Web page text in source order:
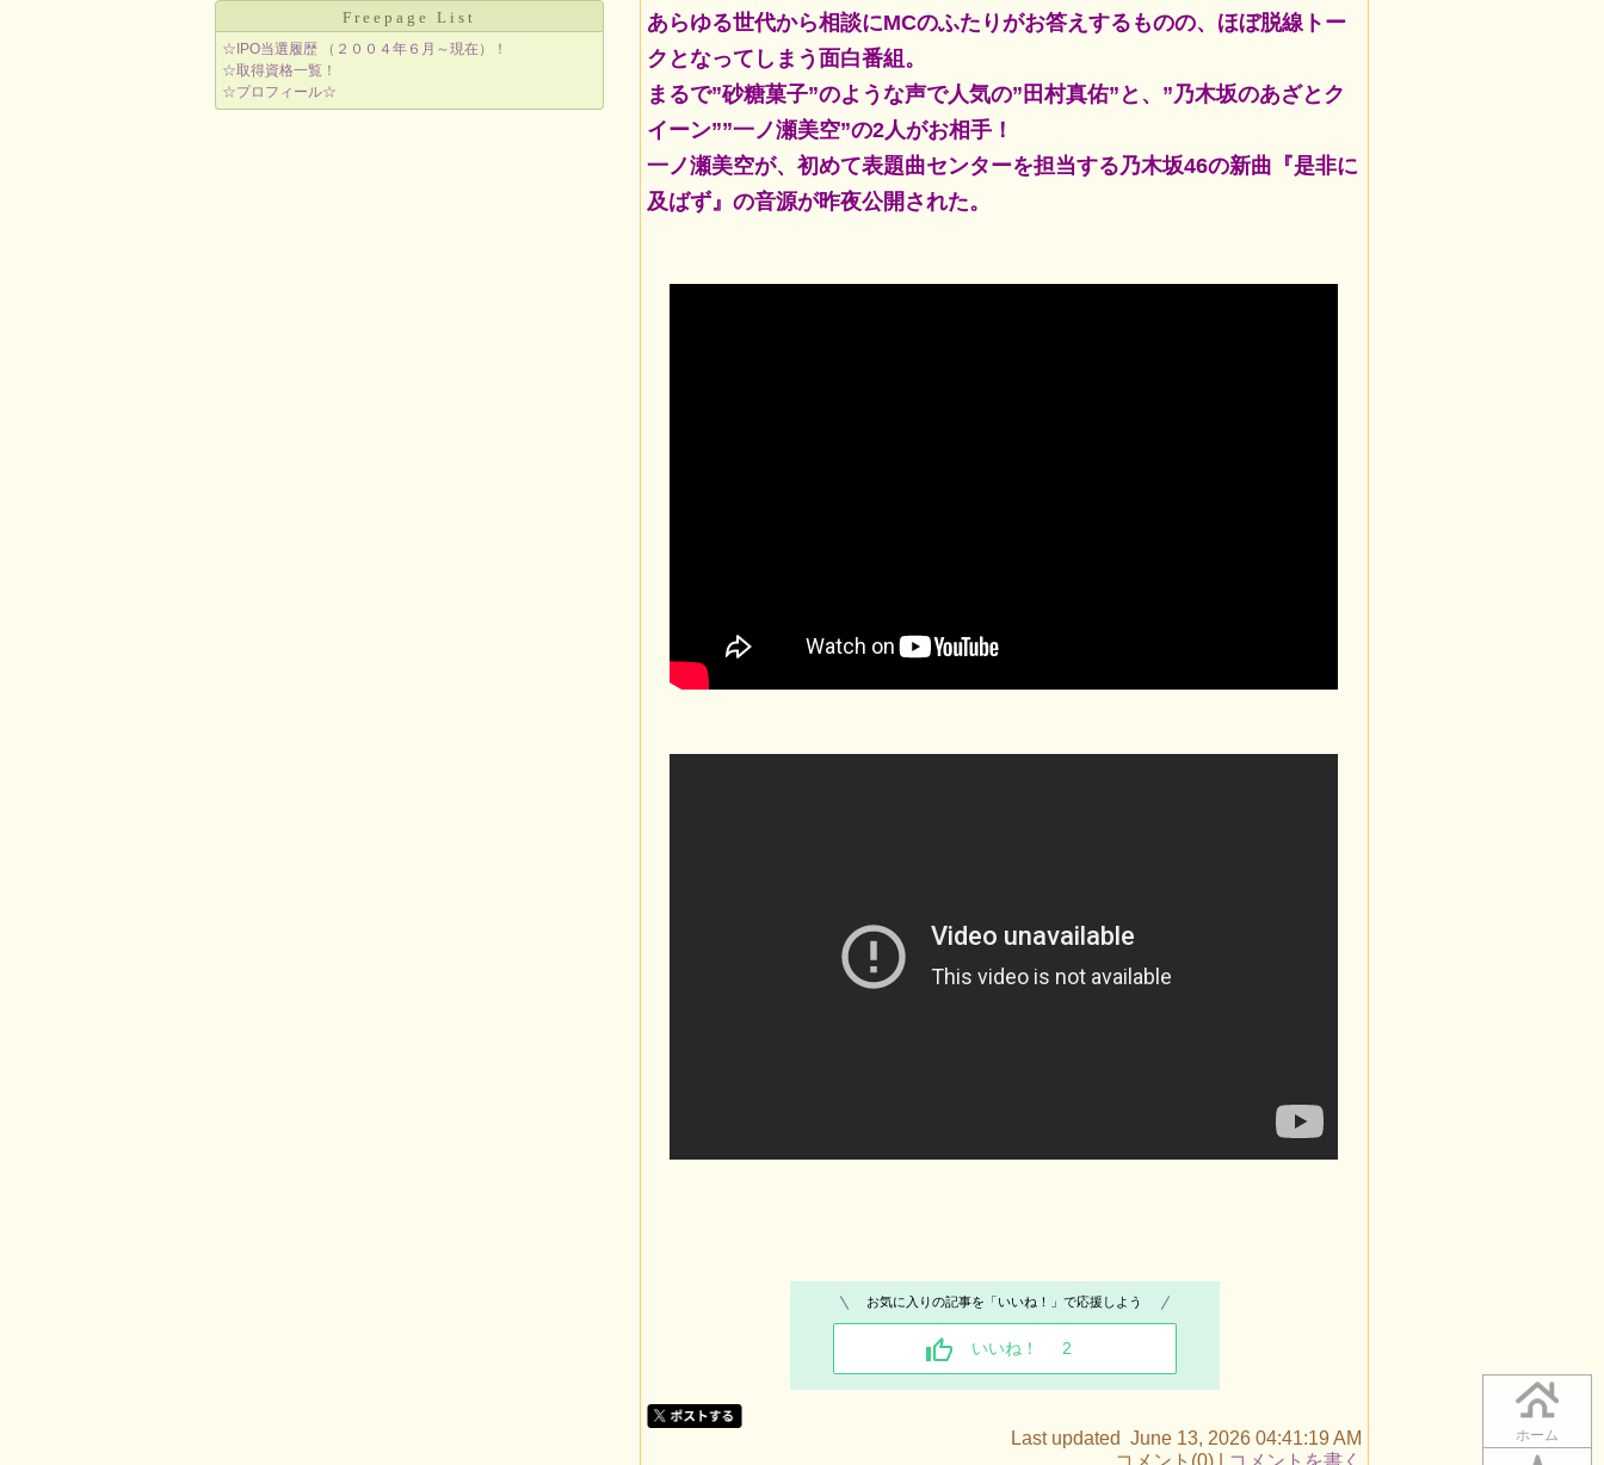
ホーム
Freepage List
☆IPO当選履歴 （２００４年６月～現在）！
☆取得資格一覧！
☆プロフィール☆
あらゆる世代から相談にMCのふたりがお答えするものの、ほぼ脱線トー
クとなってしまう面白番組。
まるで”砂糖菓子”のような声で人気の”田村真佑”と、”乃木坂のあざとク
イーン””一ノ瀬美空”の2人がお相手！
一ノ瀬美空が、初めて表題曲センターを担当する乃木坂46の新曲『是非に
及ばず』の音源が昨夜公開された。
お気に入りの記事を「いいね！」で応援しよう
いいね！ 2
Last updated June 13, 2026 04:41:19 AM
コメント(0) |
コメントを書く